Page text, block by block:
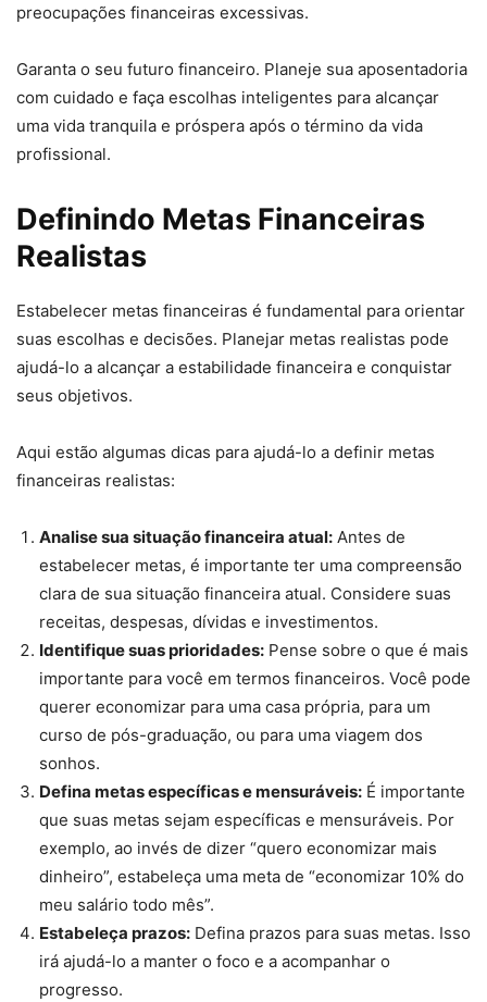
preocupações financeiras excessivas.
Garanta o seu futuro financeiro. Planeje sua aposentadoria
com cuidado e faça escolhas inteligentes para alcançar
uma vida tranquila e próspera após o término da vida
profissional.
Definindo Metas Financeiras
Realistas
Estabelecer metas financeiras é fundamental para orientar
suas escolhas e decisões. Planejar metas realistas pode
ajudá-lo a alcançar a estabilidade financeira e conquistar
seus objetivos.
Aqui estão algumas dicas para ajudá-lo a definir metas
financeiras realistas:
Analise sua situação financeira atual: Antes de
estabelecer metas, é importante ter uma compreensão
clara de sua situação financeira atual. Considere suas
receitas, despesas, dívidas e investimentos.
Identifique suas prioridades: Pense sobre o que é mais
importante para você em termos financeiros. Você pode
querer economizar para uma casa própria, para um
curso de pós-graduação, ou para uma viagem dos
sonhos.
Defina metas específicas e mensuráveis: É importante
que suas metas sejam específicas e mensuráveis. Por
exemplo, ao invés de dizer “quero economizar mais
dinheiro”, estabeleça uma meta de “economizar 10% do
meu salário todo mês”.
Estabeleça prazos: Defina prazos para suas metas. Isso
irá ajudá-lo a manter o foco e a acompanhar o
progresso.